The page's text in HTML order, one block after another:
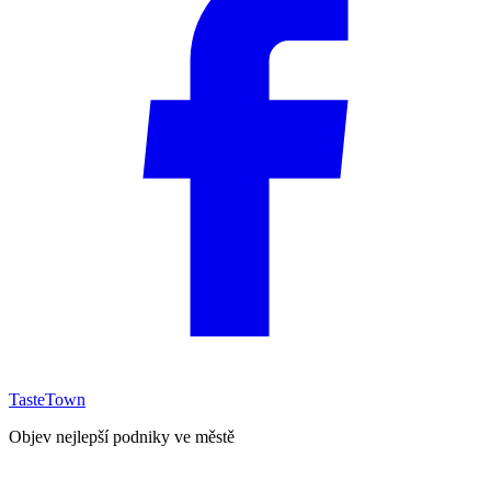
TasteTown
Objev nejlepší podniky ve městě